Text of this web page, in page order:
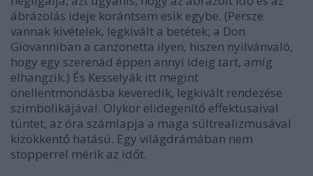
ábrázolás ideje korántsem esik egybe. (Persze
vannak kivételek, legkivált a betétek; a Don
Giovanniban a canzonetta ilyen, hiszen nyilvánvaló,
hogy egy szerenád éppen annyi ideig tart, amíg
elhangzik.) És Kesselyák itt megint
önellentmondásba keveredik, legkivált rendezése
szimbolikájával. Olykor elidegenítő effektusaival
tüntet, az óra számlapja a maga sültrealizmusával
kizökkentő hatású. Egy világdrámában nem
stopperrel mérik az időt.